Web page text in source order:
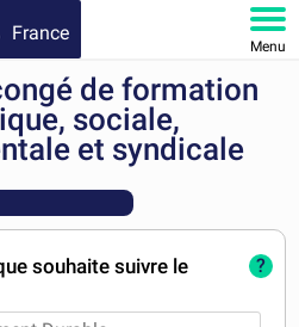
France
Menu
de formation
sociale,
et syndicale
souhaite suivre le
?